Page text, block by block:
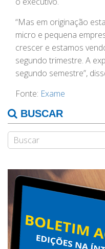
“Mas em originação
micro e pequena
crescer e estamos
segundo trimestre. A
segundo semestre”,
Fonte: Exame
BUSCAR